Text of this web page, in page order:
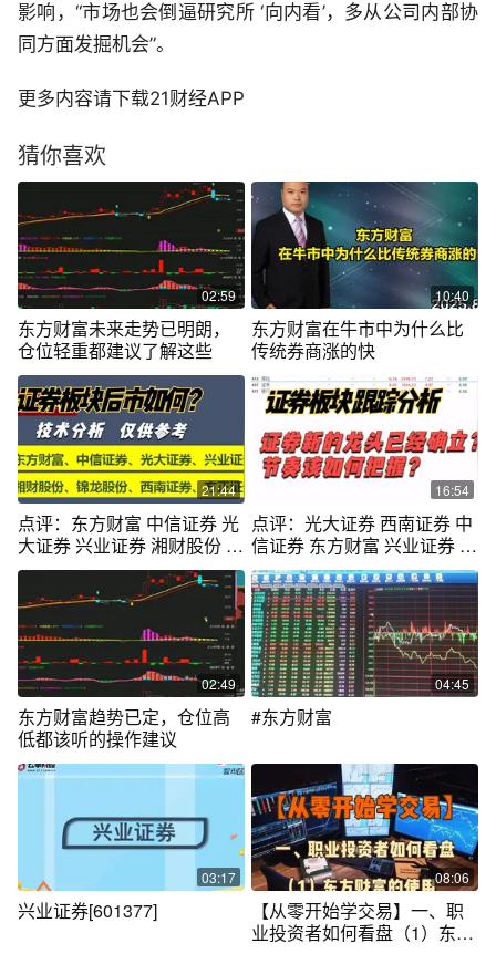
影响，“市场也会倒逼研究所 ‘向内看’，多从公司内部协
同方面发掘机会”。
更多内容请下载21财经APP
猜你喜欢
02:59
东方财富未来走势已明朗，
仓位轻重都建议了解这些
10:40
东方财富在牛市中为什么比
传统券商涨的快
21:44
点评：东方财富 中信证券 光
大证券 兴业证券 湘财股份 西
南证券
16:54
点评：光大证券 西南证券 中
信证券 东方财富 兴业证券 浙
商证券
02:49
东方财富趋势已定，仓位高
低都该听的操作建议
04:45
#东方财富
03:17
兴业证券[601377]
08:06
【从零开始学交易】一、职
业投资者如何看盘（1）东方